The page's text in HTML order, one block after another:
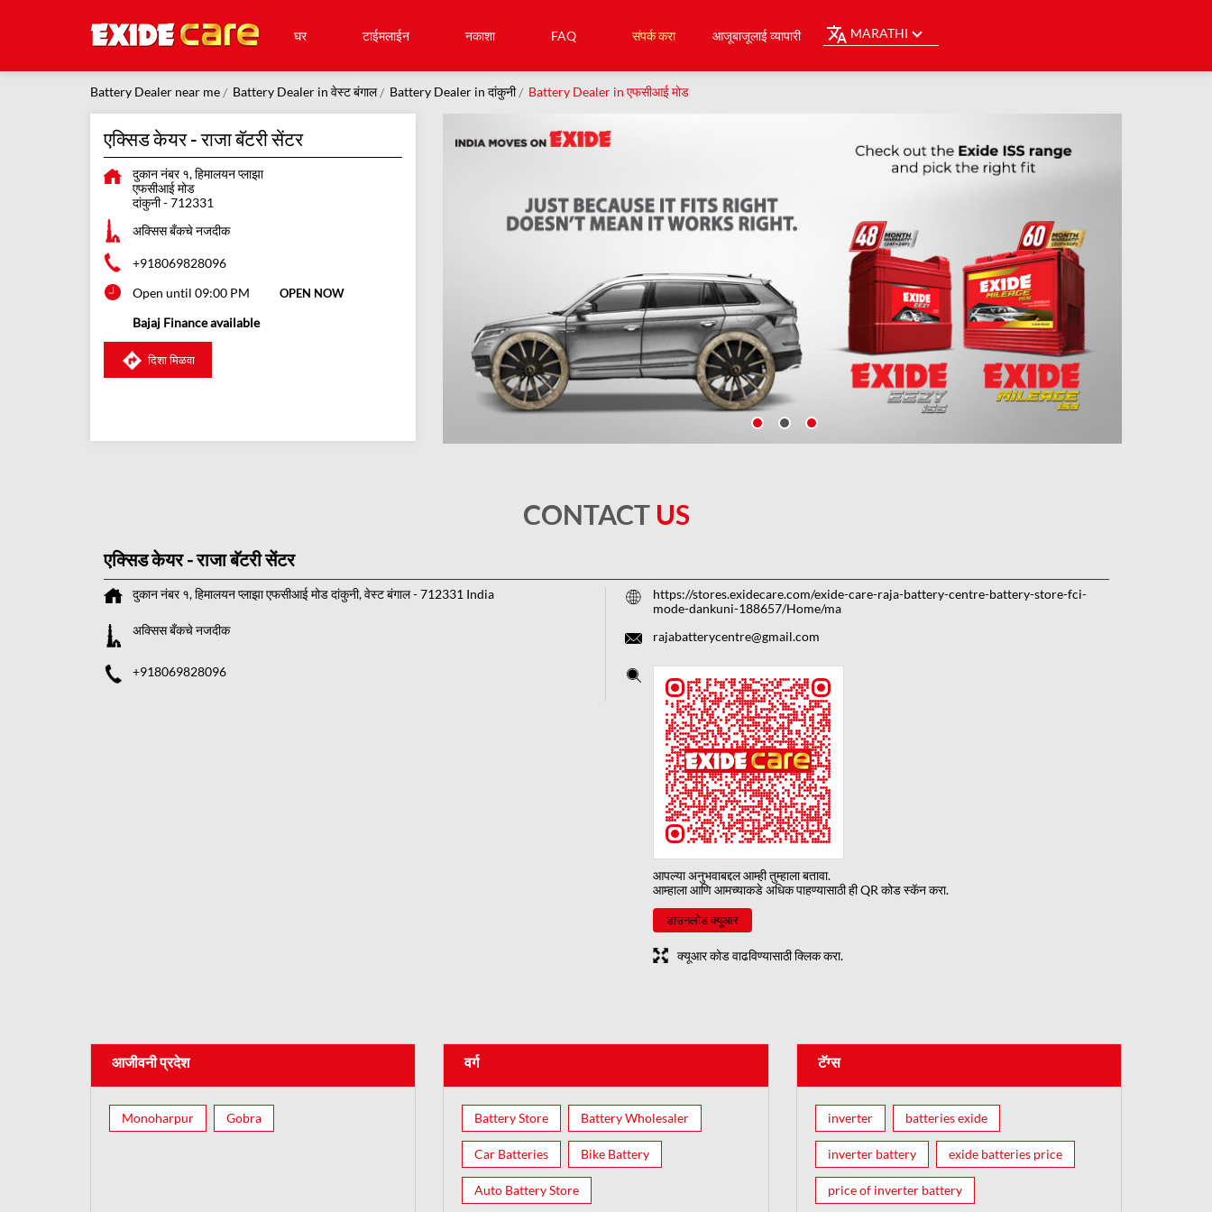
घर टाईमलाईन नकाशा FAQ संपर्क करा आजूबाजूलाई व्यापारी MARATHI
Battery Dealer near me Battery Dealer in वेस्ट बंगाल Battery Dealer in दांकुनी Battery Dealer in एफसीआई मोड
एक्सिड केयर - राजा बॅटरी सेंटर
दुकान नंबर १, हिमालयन प्लाझा
एफसीआई मोड
दांकुनी-712331
अक्सिस बँकचे नजदीक
+918069828096
Open until 09:00 PM
OPEN NOW
Bajaj Finance available
दिशा मिळवा
CONTACT US
एक्सिड केयर - राजा बॅटरी सेंटर
दुकान नंबर १, हिमालयन प्लाझा एफसीआई मोड दांकुनी, वेस्ट बंगाल-712331 India
अक्सिस बँकचे नजदीक
+918069828096
https://stores.exidecare.com/exide-care-raja-battery-centre-battery-store-fci-
mode-dankuni-188657/Home/ma
rajabatterycentre@gmail.com
आपल्या अनुभवाबद्दल आम्ही तुम्हाला बतावा.
आम्हाला आणि आमच्याकडे अधिक पाहण्यासाठी ही QR कोड स्कॅन करा.
डाउनलोड क्यूआर
क्यूआर कोड वाढविण्यासाठी क्लिक करा.
आजीवनी प्रदेश
Monoharpur Gobra
वर्ग
Battery Store Battery Wholesaler
Car Batteries Bike Battery
Auto Battery Store
टॅग्स
inverter batteries exide
inverter battery exide batteries price
price of inverter battery